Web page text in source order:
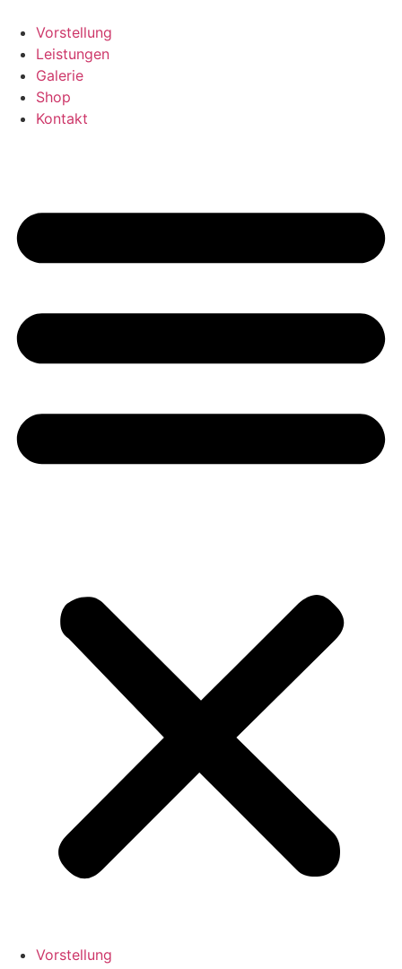
content
Vorstellung
Leistungen
Galerie
Shop
Kontakt
Vorstellung